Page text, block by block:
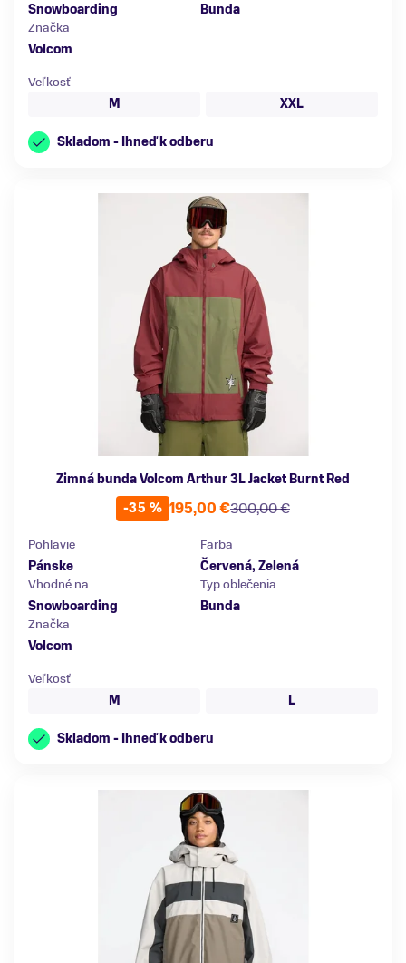
Snowboarding
Bunda
Značka
Volcom
Veľkosť
M
XXL
Skladom - Ihneď k odberu
Zimná bunda Volcom Arthur 3L Jacket Burnt Red
-35 %
300,00 €
195,00 €
Pohlavie
Pánske
Farba
Červená, Zelená
Vhodné na
Snowboarding
Typ oblečenia
Bunda
Značka
Volcom
Veľkosť
M
L
Skladom - Ihneď k odberu